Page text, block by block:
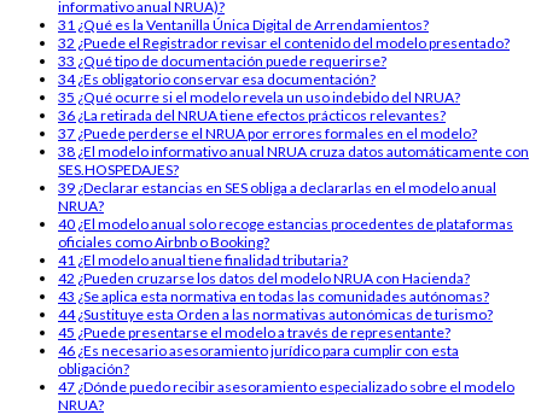
informativo anual NRUA)?
31 ¿Qué es la Ventanilla Única Digital de Arrendamientos?
32 ¿Puede el Registrador revisar el contenido del modelo presentado?
33 ¿Qué tipo de documentación puede requerirse?
34¿Es obligatorio conservar esa documentación?
35 ¿Qué ocurre si el modelo revela un uso indebido del NRUA?
36 ¿La retirada del NRUA tiene efectos prácticos relevantes?
37 ¿Puede perderse el NRUA por errores formales en el modelo?
38 ¿El modelo informativo anual NRUA cruza datos automáticamente con
SES.HOSPEDAJES?
39 ¿Declarar estancias en SES obliga a declararlas en el modelo anual
NRUA?
40 ¿El modelo anual solo recoge estancias procedentes de plataformas
oficiales como Airbnb o Booking?
41 ¿El modelo anual tiene finalidad tributaria?
42 ¿Pueden cruzarse los datos del modelo NRUA con Hacienda?
43 ¿Se aplica esta normativa en todas las comunidades autónomas?
44¿Sustituye esta Orden a las normativas autonómicas de turismo?
45 ¿Puede presentarse el modelo a través de representante?
46 ¿Es necesario asesoramiento jurídico para cumplir con esta
obligación?
47 ¿Dónde puedo recibir asesoramiento especializado sobre el modelo
NRUA?